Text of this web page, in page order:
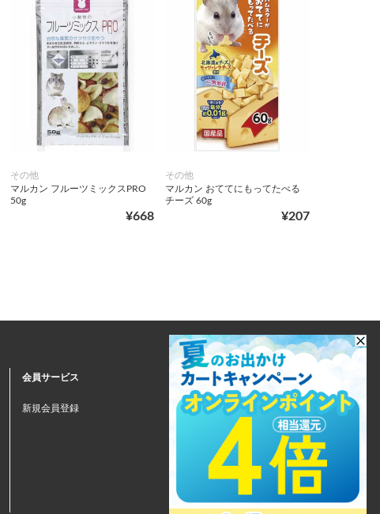
その他
マルカン フルーツミックスPRO
50g
¥668
その他
マルカン おててにもってたべる
チーズ 60g
¥207
会員サービス
新規会員登録